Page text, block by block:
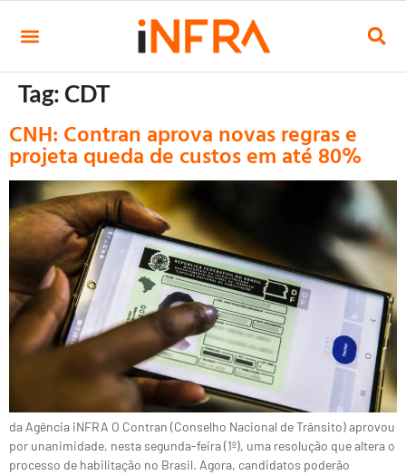
Tag:CDT
CNH: Contran aprova novas regras e
projeta queda de custos em até 80%
da Agência iNFRA O Contran (Conselho Nacional de Trânsito) aprovou
por unanimidade, nesta segunda-feira (1º), uma resolução que altera o
processo de habilitação no Brasil. Agora, candidatos poderão